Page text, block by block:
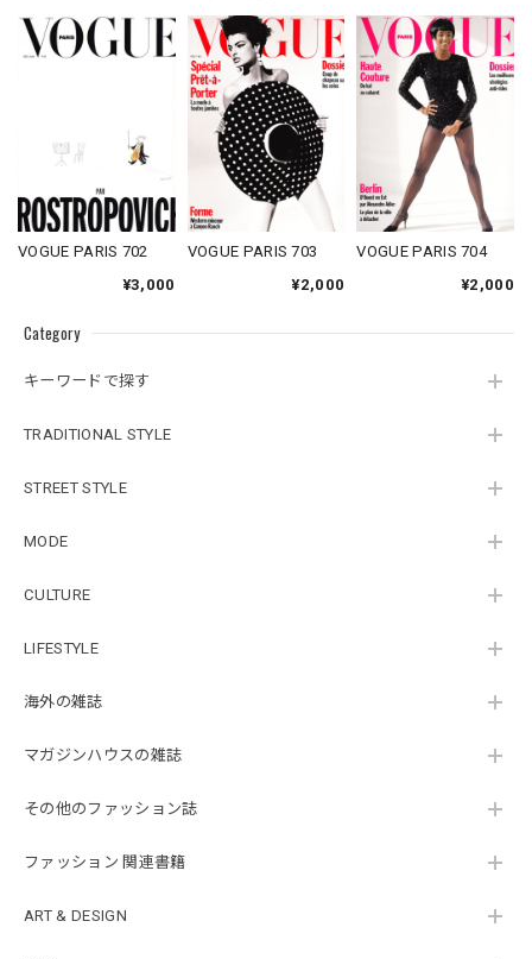
Category
キーワードで探す
TRADITIONAL STYLE
STREET STYLE
MODE
CULTURE
LIFESTYLE
海外の雑誌
マガジンハウスの雑誌
その他のファッション誌
ファッション 関連書籍
ART & DESIGN
VOGUE PARIS 702
¥3,000
VOGUE PARIS 703
¥2,000
VOGUE PARIS 704
¥2,000